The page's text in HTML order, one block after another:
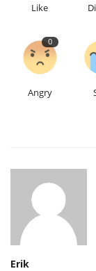
Like
0
Angry
Erik